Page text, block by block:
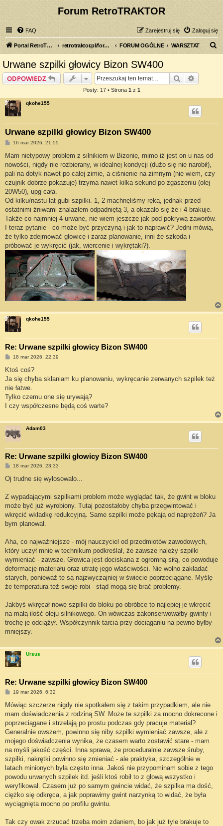
Forum RetroTRAKTOR
FAQ Zaloguj się
Zarejestruj się
Portal RetroTRAKTOR.pl retrotraktor.pl/forum FORUM OGÓLNE WARSZTAT
Urwane szpilki głowicy Bizon SW400
ODPOWIEDZ Szukaj
Posty: 17 • Strona 1 z 1
qkohe155
Urwane szpilki głowicy Bizon SW400
P
s
16 mar 2026, 21:55
Mam nietypowy problem z silnikiem w Bizonie, mimo iż jest on u nas od
nowości, nigdy nie rozbierany, w idealnej kondycji (dużo się nie narobił),
pali na dotyk nawet po całej zimie, a ciśnienie na zimnym (nie wiem, czy
czujnik dobrze pokazuje) trzyma nawet kilka sekund po zgaszeniu (olej
20W50), upg cała.
Od kilku/nastu lat gubi szpilki. 1, 2 machnęliśmy ręką, jednak przed
ostatnimi żniwami znalazłem odpadniętą 3, a okazało się że i 4 brakuje.
Także co najmniej 4 urwane, nie wiem jeszcze jak pod pokrywą zaworów.
I teraz pytanie - co może być przyczyną i jak to naprawić? Jedni mówią,
że tylko zdejmować głowicę i zaraz planowanie, inni że szkoda i
próbować je wykręcić (jak, wiercenie i wykrętaki?).
qkohe155
Re: Urwane szpilki głowicy Bizon SW400
P
s
18 mar 2026, 22:39
Ktoś coś?
Ja się chyba skłaniam ku planowaniu, wykręcanie zerwanych szpilek też
nie łatwe.
Tylko czemu one się urywają?
I czy współczesne będą coś warte?
Adam03
Re: Urwane szpilki głowicy Bizon SW400
P
s
t
18 mar 2026, 23:33
Oj trudne się wylosowało...
Z wypadającymi szpilkami problem może wyglądać tak, że gwint w bloku
może być już wyrobiony. Tutaj pozostałoby chyba przegwintować i
wkręcić wkładkę redukcyjną. Same szpilki może pękają od naprężeń? Ja
bym planował.
Aha, co najważniejsze - mój nauczyciel od przedmiotów zawodowych,
który uczył mnie w technikum podkreślał, że zawsze należy szpilki
wymieniać - zawsze. Głowica jest dociskana z ogromną siłą, co powoduje
deformację materiału oraz utratę jego właściwości. Nie wolno zakładać
starych, ponieważ te są najzwyczajniej w świecie poprzeciągane. Myślę
że temperatura też swoje robi - stąd mogą się brać problemy.
Jakbyś wkręcał nowe szpilki do bloku po obróbce to najlepiej je wkręcić
na małą ilość oleju silnikowego. On wówczas zakonserwowałby gwinty i
trochę je odciążył. Współczynnik tarcia przy dociąganiu na pewno byłby
mniejszy.
Ursus
Re: Urwane szpilki głowicy Bizon SW400
P
s
19 mar 2026, 6:32
Mówiąc szczerze nigdy nie spotkałem się z takim przypadkiem, ale nie
mam doświadczenia z rodziną SW. Może te szpilki za mocno dokrecone i
poprzeciągane i strzelają po prostu podczas gdy pracuje materiał?
Generalnie owszem, powinno się niby szpilki wymieniać zawsze, ale z
mojego doświadczenia wynika, że czasem warto zostawić stare - mam
na myśli jakość części. Inna sprawa, że proceduralnie zawsze śruby,
szpilki, nakrętki powinno się zmieniać - ale praktyka, szczególnie w
latach minionych była często inna. Jakoś nie przypominam sobie z tego
powodu urwanych szpilek itd. jeśli ktoś robił to z głową wszystko i
weryfikował. Czasem już po samym gwincie widać, że szpilka ma dość,
ciężko się odkręca, a jak poprawimy gwint narzynką to widać, że była
wyciągnięta mocno po profilu gwintu.
Tak czy owak zrzucać trzeba moim zdaniem, bo jak już tyle brakuje to